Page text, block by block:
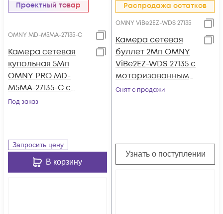
Проектный товар
OMNY MD-M5MA-27135-C
Камера сетевая
купольная 5Мп
OMNY PRO MD-
M5MA-27135-C с
микрофоном
Под заказ
Запросить цену
В корзину
Распродажа остатков
OMNY ViBe2EZ-WDS 27135
Камера сетевая
буллет 2Мп OMNY
ViBe2EZ-WDS 27135 с
моторизованным
объективом
Снят с продажи
Узнать о поступлении